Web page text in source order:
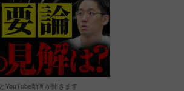
YouTube動画が開きます